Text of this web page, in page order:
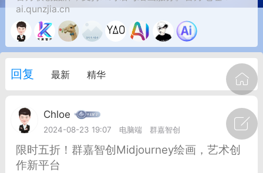
中英翻译
#智狐AI工作台
1 27
ai.qunzjia.cn
回复 最新 精华
Chloe
2024-08-23 19:07 电脑端 群嘉智创
限时五折！群嘉智创Midjourney绘画，艺术创
作新平台